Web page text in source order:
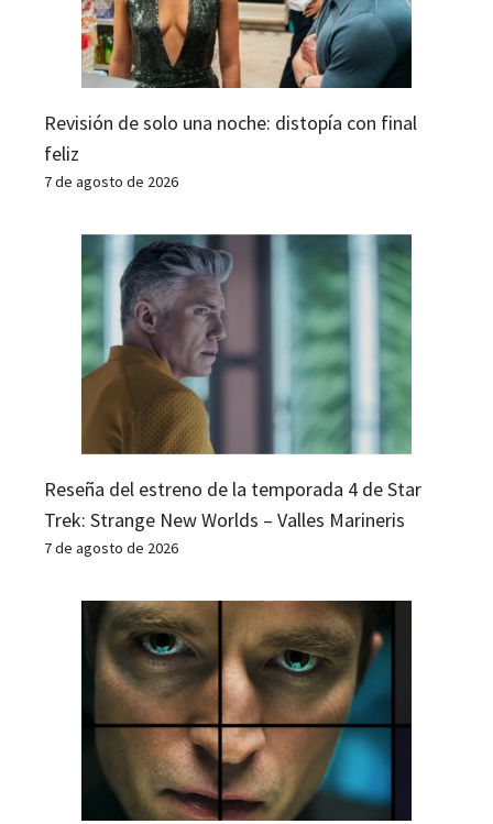
Revisión de solo una noche: distopía con final
feliz
7 de agosto de 2026
Reseña del estreno de la temporada 4 de Star
Trek: Strange New Worlds – Valles Marineris
7 de agosto de 2026